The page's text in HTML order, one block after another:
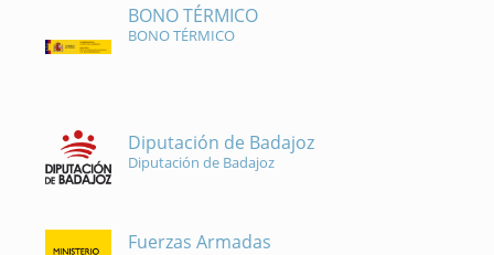
BONO TÉRMICO
BONO TÉRMICO
Diputación de Badajoz
Diputación de Badajoz
Fuerzas Armadas